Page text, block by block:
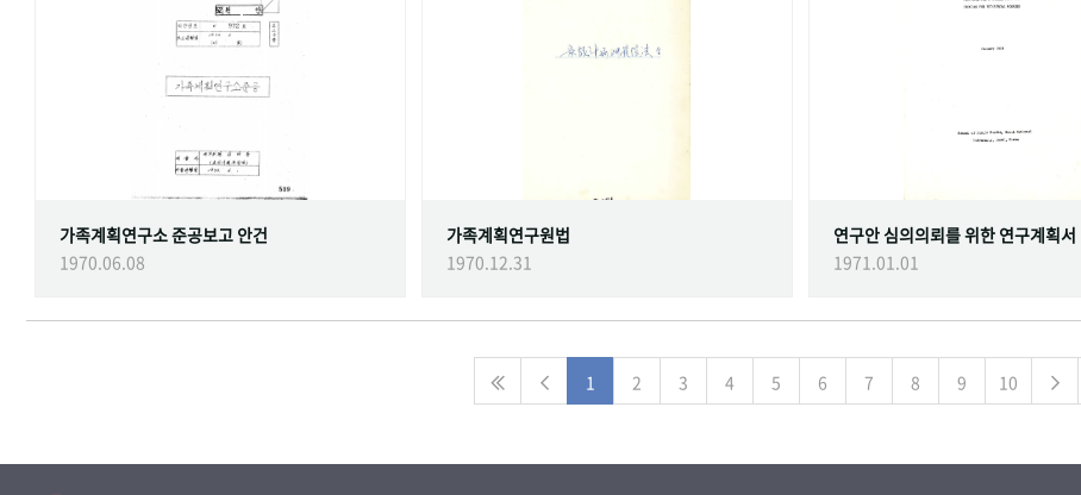
가족계획연구소 준공보고 안건
1970.06.08
가족계획연구원법
1970.12.31
연구안 심의의뢰를 위한 연구계획서
1971.01.01
1 2 3 4 5 6 7 8 9 10